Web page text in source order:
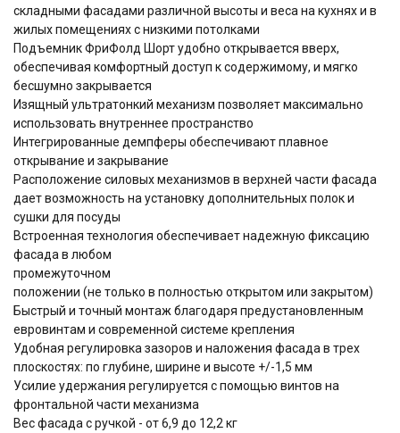
складными фасадами различной высоты и веса на кухнях и в
жилых помещениях с низкими потолками
Подъемник ФриФолд Шорт удобно открывается вверх,
обеспечивая комфортный доступ к содержимому, и мягко
бесшумно закрывается
Изящный ультратонкий механизм позволяет максимально
использовать внутреннее пространство
Интегрированные демпферы обеспечивают плавное
открывание и закрывание
Расположение силовых механизмов в верхней части фасада
дает возможность на установку дополнительных полок и
сушки для посуды
Встроенная технология обеспечивает надежную фиксацию
фасада в любом
промежуточном
положении (не только в полностью открытом или закрытом)
Быстрый и точный монтаж благодаря предустановленным
евровинтам и современной системе крепления
Удобная регулировка зазоров и наложения фасада в трех
плоскостях: по глубине, ширине и высоте +/-1,5 мм
Усилие удержания регулируется с помощью винтов на
фронтальной части механизма
Вес фасада с ручкой - от 6,9 до 12,2 кг